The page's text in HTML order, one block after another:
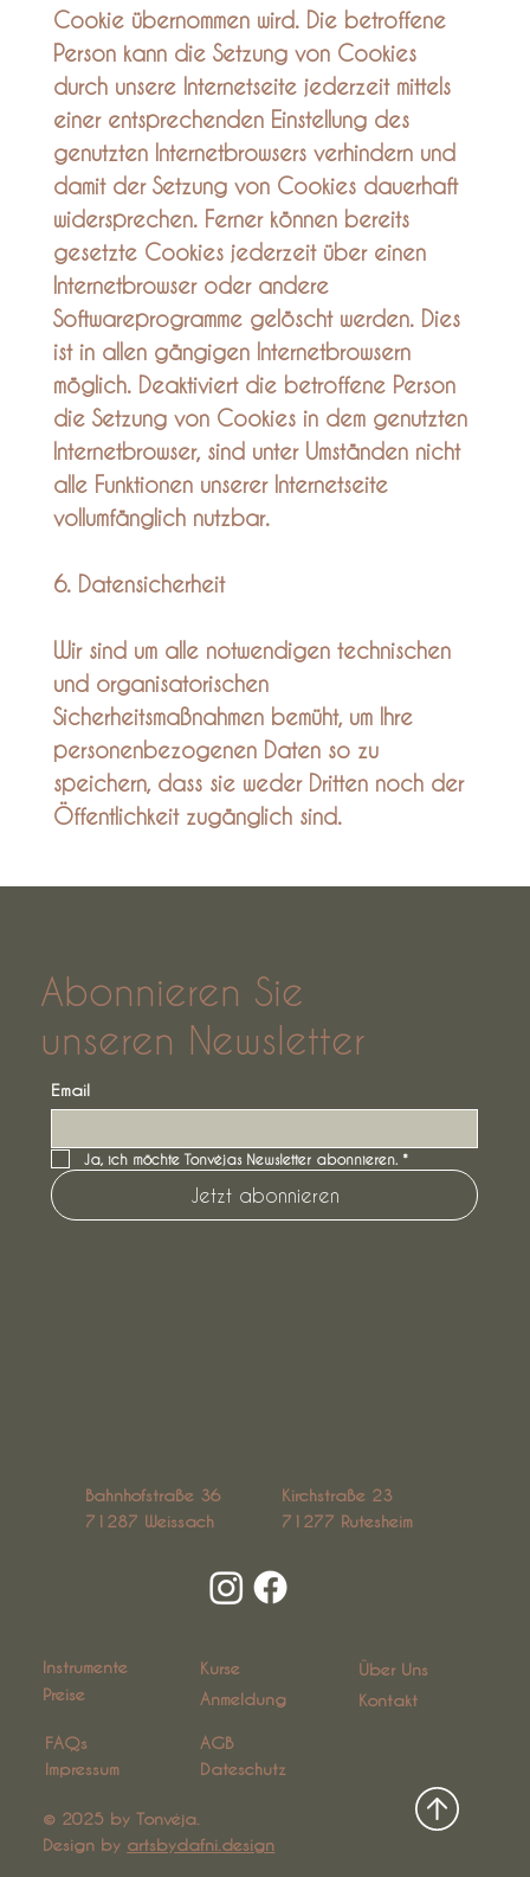
Cookie übernommen wird. Die betroffene
Person kann die Setzung von Cookies
durch unsere Internetseite jederzeit mittels
einer entsprechenden Einstellung des
genutzten Internetbrowsers verhindern und
damit der Setzung von Cookies dauerhaft
widersprechen. Ferner können bereits
gesetzte Cookies jederzeit über einen
Internetbrowser oder andere
Softwareprogramme gelöscht werden. Dies
ist in allen gängigen Internetbrowsern
möglich. Deaktiviert die betroffene Person
die Setzung von Cookies in dem genutzten
Internetbrowser, sind unter Umständen nicht
alle Funktionen unserer Internetseite
vollumfänglich nutzbar.
6. Datensicherheit
Wir sind um alle notwendigen technischen
und organisatorischen
Sicherheitsmaßnahmen bemüht, um Ihre
personenbezogenen Daten so zu
speichern, dass sie weder Dritten noch der
Öffentlichkeit zugänglich sind.
Abonnieren Sie
unseren Newsletter
Email
Ja, ich möchte Tonvėjas Newsletter abonnieren. *
Jetzt abonnieren
Bahnhofstraße 36
71287 Weissach
Kirchstraße 23
71277 Rutesheim
Instrumente
Preise
Kurse
Anmeldung
Über Uns
Kontakt
AGB
Dateschutz
FAQs
Impressum
© 2025 by ​Tonvėja​.
Design by artsbydafni.design